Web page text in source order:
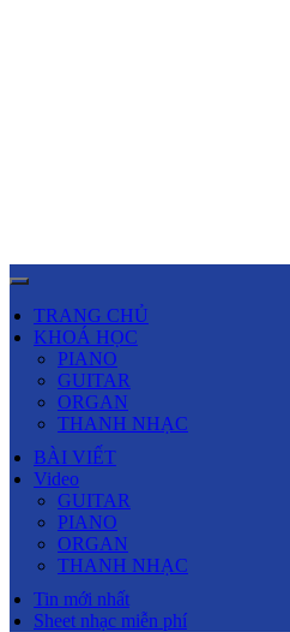
TRANG CHỦ
KHOÁ HỌC
PIANO
GUITAR
ORGAN
THANH NHẠC
BÀI VIẾT
Video
GUITAR
PIANO
ORGAN
THANH NHẠC
Tin mới nhất
Sheet nhạc miễn phí